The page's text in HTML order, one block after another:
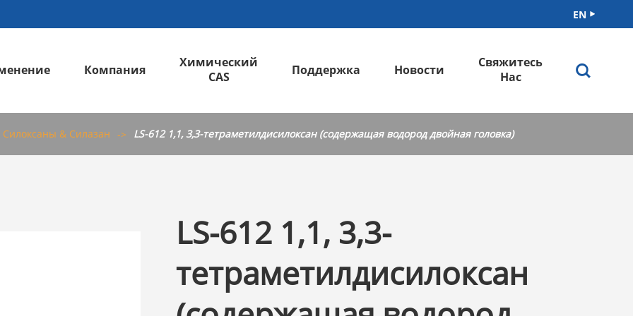
EN 
Компания
Химический
CAS
Поддержка Новости
Свяжитесь
Нас

Силоксаны & Силазан LS-612 1,1, 3,3-тетраметилдисилоксан (содержащая водород двойная головка)
LS-612 1,1, 3,3-
тетраметилдисилоксан